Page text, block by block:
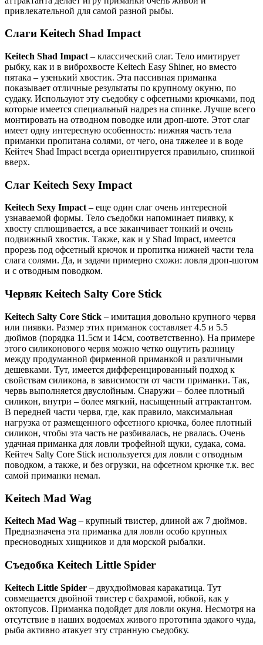
привлекательной для самой разной рыбы.
Слаги Keitech Shad Impact
Keitech Shad Impact – классический слаг. Тело имитирует
рыбку, как и в виброхвосте Keitech Easy Shiner, но вместо
пятака – узенький хвостик. Эта пассивная приманка
показывает отличные результаты по крупному окуню, по
судаку. Используют эту съедобку с офсетными крючками, под
которые имеется специальный надрез на спинке. Лучше всего
монтировать на отводном поводке или дроп-шоте. Этот слаг
имеет одну интересную особенность: нижняя часть тела
приманки пропитана солями, от чего, она тяжелее и в воде
Кейтеч Shad Impact всегда ориентируется правильно, спинкой
вверх.
Слаг Keitech Sexy Impact
Keitech Sexy Impact– еще один слаг очень интересной
узнаваемой формы. Тело съедобки напоминает пиявку, к
хвосту сплющивается, а все заканчивает тонкий и очень
подвижный хвостик. Также, как и у Shad Impact, имеется
прорезь под офсетный крючок и пропитка нижней части тела
слага солями. Да, и задачи примерно схожи: ловля дроп-шотом
и с отводным поводком.
Червяк Keitech Salty Core Stick
Keitech Salty Core Stick – имитация довольно крупного червя
или пиявки. Размер этих приманок составляет 4.5 и 5.5
дюймов (порядка 11.5см и 14см, соответственно). На примере
этого силиконового червя можно четко ощутить разницу
между продуманной фирменной приманкой и различными
дешевками. Тут, имеется дифференцированный подход к
свойствам силикона, в зависимости от части приманки. Так,
червь выполняется двуслойным. Снаружи – более плотный
силикон, внутри – более мягкий, насыщенный аттрактантом.
В передней части червя, где, как правило, максимальная
нагрузка от размещенного офсетного крючка, более плотный
силикон, чтобы эта часть не разбивалась, не рвалась. Очень
удачная приманка для ловли трофейной щуки, судака, сома.
Кейтеч Salty Core Stick используется для ловли с отводным
поводком, а также, и без огрузки, на офсетном крючке т.к. вес
самой приманки немал.
Keitech Mad Wag
Keitech Mad Wag – крупный твистер, длиной аж 7 дюймов.
Предназначена эта приманка для ловли особо крупных
пресноводных хищников и для морской рыбалки.
Съедобка Keitech Little Spider
Keitech Little Spider – двухдюймовая каракатица. Тут
совмещается двойной твистер с бахрамой, юбкой, как у
октопусов. Приманка подойдет для ловли окуня. Несмотря на
отсутствие в наших водоемах живого прототипа эдакого чуда,
рыба активно атакует эту странную съедобку.